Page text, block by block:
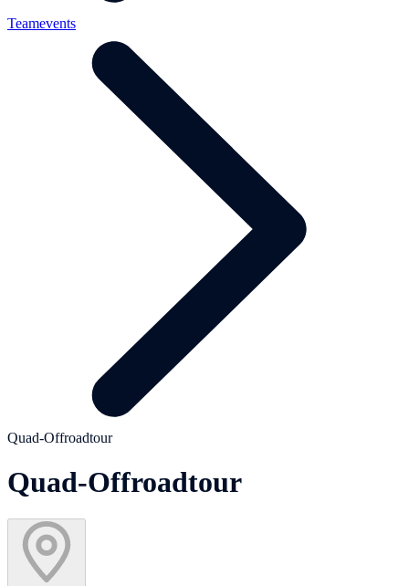
Teamevents
Quad-Offroadtour
Quad-Offroadtour